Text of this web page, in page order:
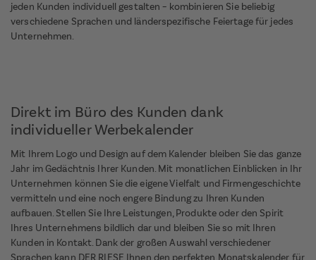
jeden Kunden individuell gestalten – kombinieren Sie beliebig
verschiedene Sprachen und länderspezifische Feiertage für jedes
Unternehmen.
Direkt im Büro des Kunden dank
individueller Werbekalender
Mit Ihrem Logo und Design auf dem Kalender bleiben Sie das ganze
Jahr im Gedächtnis Ihrer Kunden. Mit monatlichen Einblicken in Ihr
Unternehmen können Sie die eigene Vielfalt und Firmengeschichte
vermitteln und eine noch engere Bindung zu Ihren Kunden
aufbauen. Stellen Sie Ihre Leistungen, Produkte oder den Spirit
Ihres Unternehmens bildlich dar und bleiben Sie so mit Ihren
Kunden in Kontakt. Dank der großen Auswahl verschiedener
Sprachen kann DER RIESE Ihnen den perfekten Monatskalender für